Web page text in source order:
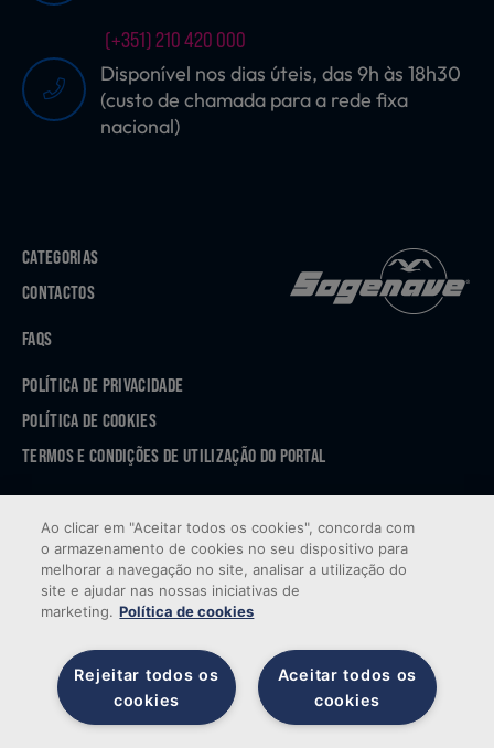
(+351) 210 420 000
Disponível nos dias úteis, das 9h às 18h30
(custo de chamada para a rede fixa
nacional)
CATEGORIAS
CONTACTOS
FAQS
POLÍTICA DE PRIVACIDADE
POLÍTICA DE COOKIES
TERMOS E CONDIÇÕES DE UTILIZAÇÃO DO PORTAL
APP STORE
GOOGLE PLAY
© 2026 Sogenave — Todos os direitos reservados. Desenvolvido porBrandability
Ao clicar em "Aceitar todos os cookies", concorda com
o armazenamento de cookies no seu dispositivo para
melhorar a navegação no site, analisar a utilização do
site e ajudar nas nossas iniciativas de
marketing. Política de cookies
Aceitar todos os
cookies
Rejeitar todos os
cookies